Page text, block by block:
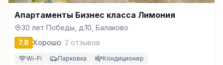
Апартаменты Бизнес класса Лимония
30 лет Победы, д.10, Балаково
7.8 Хорошо· 2 отзывов
Wi-Fi Парковка Кондиционер